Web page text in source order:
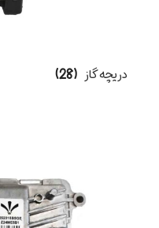
دریچه گاز (28)